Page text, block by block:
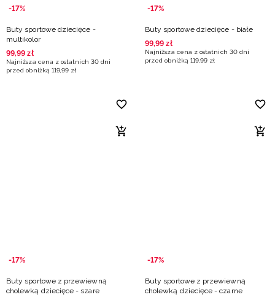
-17%
Buty sportowe dziecięce -
multikolor
99,99 zł
Najniższa cena z ostatnich 30 dni
przed obniżką 119,99 zł
-17%
Buty sportowe dziecięce - białe
99,99 zł
Najniższa cena z ostatnich 30 dni
przed obniżką 119,99 zł
-17%
Buty sportowe z przewiewną
cholewką dziecięce - szare
-17%
Buty sportowe z przewiewną
cholewką dziecięce - czarne